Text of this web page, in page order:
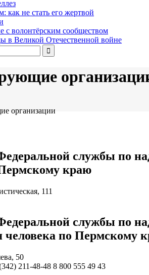
как не стать его жертвой
с волонтёрским сообществом
в Великой Отечественной войне
организации
службы по
краю
111
службы по
человека по Пермскому
50
211-48-48 8 800 555 49 43